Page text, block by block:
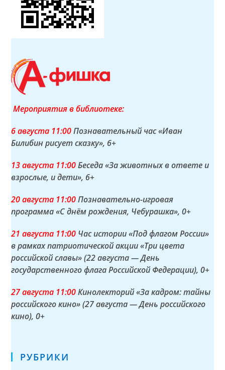
Мероприятия в библиотеке:
6 августа 11:00Познавательный час «Иван
Билибин рисует сказку», 6+
13 августа 11:00Беседа «За животных в ответе и
взрослые, и дети», 6+
20 августа 11:00Познавательно-игровая
программа «С днём рождения, Чебурашка», 0+
21 августа 11:00 Час истории «Под флагом России»
в рамках патриотической акции «Три цвета
российской славы» (22 августа — День
государственного флага Российской Федерации), 0+
27 августа 11:00Кинолекторий «За кадром: тайны
российского кино» (27 августа — День российского
кино), 0+
РУБРИКИ